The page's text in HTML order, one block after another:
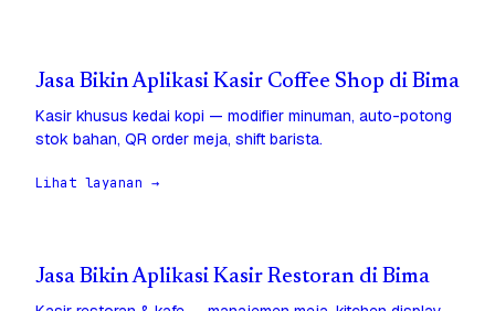
Jasa Bikin Aplikasi Kasir Coffee Shop di Bima
Kasir khusus kedai kopi — modifier minuman, auto-potong
stok bahan, QR order meja, shift barista.
Lihat layanan →
Jasa Bikin Aplikasi Kasir Restoran di Bima